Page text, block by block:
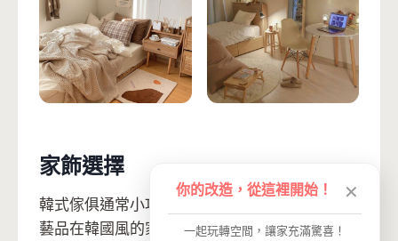
家飾選擇
韓式傢俱通常小巧精緻、時髦、方便移動，手工
藝品在韓國風的家居風格中也經常看到，可以增
你的改造，從這裡開始！ ✕
一起玩轉空間，讓家充滿驚喜！